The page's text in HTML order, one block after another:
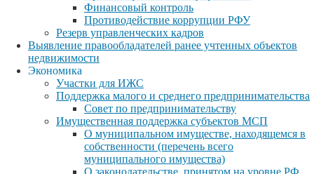
Финансовый контроль
Противодействие коррупции РФУ
Резерв управленческих кадров
Выявление правообладателей ранее учтенных объектов
недвижимости
Экономика
Участки для ИЖС
Поддержка малого и среднего предпринимательства
Совет по предпринимательству
Имущественная поддержка субъектов МСП
О муниципальном имуществе, находящемся в
собственности (перечень всего
муниципального имущества)
О законодательстве, принятом на уровне РФ,